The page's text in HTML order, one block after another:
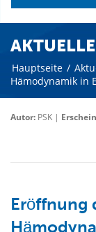
Hauptseite /
Hämodynamik in
Autor: PSK |
Eröffnung